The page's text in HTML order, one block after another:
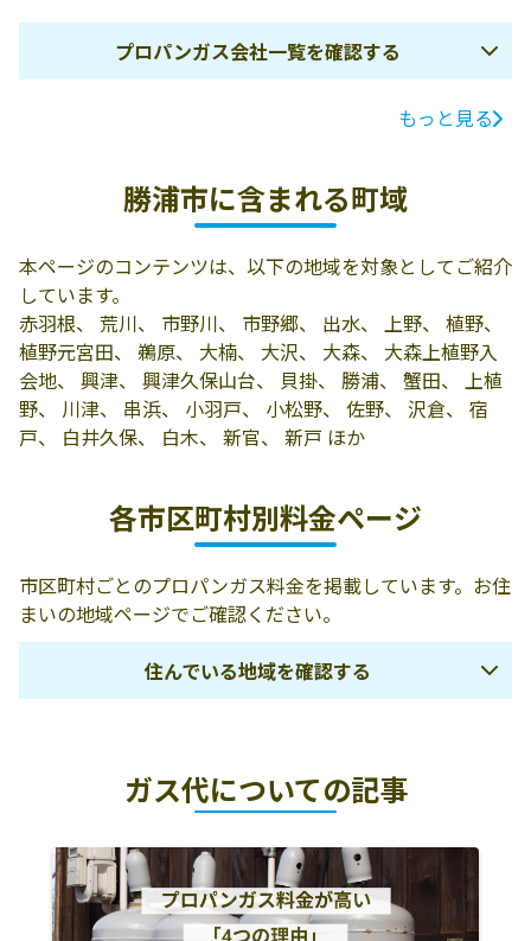
プロパンガス会社一覧を確認する
電話番号
同組合
斎藤液化ガス株
式会社
299-5224 勝浦市
新官333-1
0470-73-2128
株式会社田畑商
店
勝浦市墨名779-1 0470-73-0345
オータキ産業株
業所
299-5252 勝浦市
上植野990
0470-76-1355
もっと見る
勝浦市に含まれる町域
本ページのコンテンツは、以下の地域を対象としてご紹介
しています。
赤羽根、 荒川、 市野川、 市野郷、 出水、 上野、 植野、
植野元宮田、 鵜原、 大楠、 大沢、 大森、 大森上植野入
会地、 興津、 興津久保山台、 貝掛、 勝浦、 蟹田、 上植
野、 川津、 串浜、 小羽戸、 小松野、 佐野、 沢倉、 宿
戸、 白井久保、 白木、 新官、 新戸 ほか
各市区町村別料金ページ
市区町村ごとのプロパンガス料金を掲載しています。お住
まいの地域ページでご確認ください。
住んでいる地域を確認する
浦安市
八千代市
松戸市
我孫子市
柏市
成田市
佐倉市 四街道市
ガス代についての記事